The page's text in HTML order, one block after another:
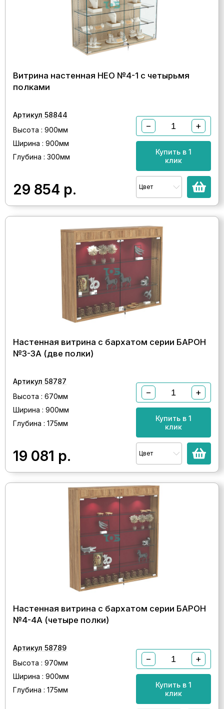
Витрина настенная НЕО №4-1 с четырьмя
полками
Артикул 58844
Высота : 900мм
Ширина : 900мм
Глубина : 300мм
29 854 р.
− +
Купить в 1
клик
Цвет
Настенная витрина с бархатом серии БАРОН
№3-3А (две полки)
Артикул 58787
Высота : 670мм
Ширина : 900мм
Глубина : 175мм
19 081 р.
− +
Купить в 1
клик
Цвет
Настенная витрина с бархатом серии БАРОН
№4-4А (четыре полки)
Артикул 58789
Высота : 970мм
Ширина : 900мм
Глубина : 175мм
− +
Купить в 1
клик